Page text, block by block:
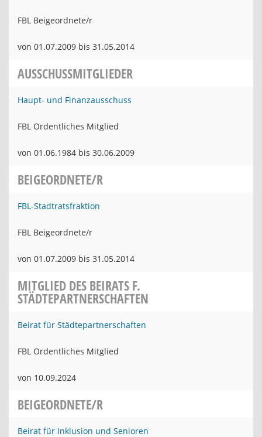
FBL Beigeordnete/r
von 01.07.2009 bis 31.05.2014
AUSSCHUSSMITGLIEDER
Haupt- und Finanzausschuss
FBL Ordentliches Mitglied
von 01.06.1984 bis 30.06.2009
BEIGEORDNETE/R
FBL-Stadtratsfraktion
FBL Beigeordnete/r
von 01.07.2009 bis 31.05.2014
MITGLIED DES BEIRATS F.
STÄDTEPARTNERSCHAFTEN
Beirat für Städtepartnerschaften
FBL Ordentliches Mitglied
von 10.09.2024
BEIGEORDNETE/R
Beirat für Inklusion und Senioren